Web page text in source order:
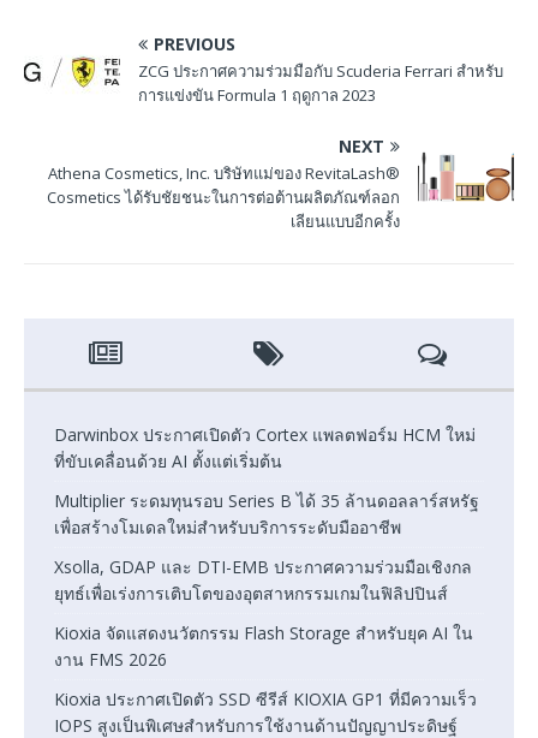
PREVIOUS
ZCG ประกาศความร่วมมือกับ Scuderia Ferrari สำหรับ
การแข่งขัน Formula 1 ฤดูกาล 2023
NEXT
Athena Cosmetics, Inc. บริษัทแม่ของ RevitaLash®
Cosmetics ได้รับชัยชนะในการต่อต้านผลิตภัณฑ์ลอก
เลียนแบบอีกครั้ง
Darwinbox ประกาศเปิดตัว Cortex แพลตฟอร์ม HCM ใหม่
ที่ขับเคลื่อนด้วย AI ตั้งแต่เริ่มต้น
Multiplier ระดมทุนรอบ Series B ได้ 35 ล้านดอลลาร์สหรัฐ
เพื่อสร้างโมเดลใหม่สำหรับบริการระดับมืออาชีพ
Xsolla, GDAP และ DTI-EMB ประกาศความร่วมมือเชิงกล
ยุทธ์เพื่อเร่งการเติบโตของอุตสาหกรรมเกมในฟิลิปปินส์
Kioxia จัดแสดงนวัตกรรม Flash Storage สำหรับยุค AI ใน
งาน FMS 2026
Kioxia ประกาศเปิดตัว SSD ซีรีส์ KIOXIA GP1 ที่มีความเร็ว
IOPS สูงเป็นพิเศษสำหรับการใช้งานด้านปัญญาประดิษฐ์